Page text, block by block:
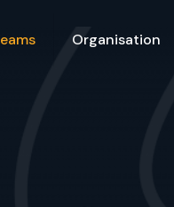
Organisation